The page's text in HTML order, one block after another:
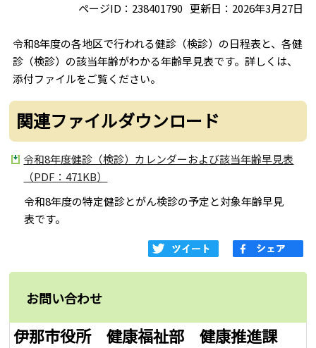
ページID：238401790 更新日：2026年3月27日
令和8年度の各地区で行われる健診（検診）の日程表と、各健
診（検診）の該当年齢がわかる年齢早見表です。詳しくは、
添付ファイルをご覧ください。
関連ファイルダウンロード
令和8年度健診（検診）カレンダーおよび該当年齢早見表
（PDF：471KB）
令和8年度の特定健診とがん検診の予定と対象年齢早見
表です。
お問い合わせ
伊那市役所 健康福祉部 健康推進課